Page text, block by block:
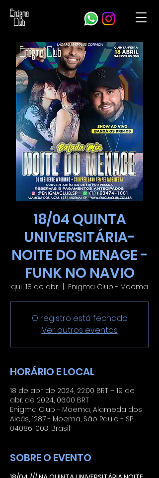
18/04 QUINTA
UNIVERSITÁRIA-
NOITE DO MENAGE -
FUNK NO NAVIO
qui., 18 de abr. Enigma Club - Moema
O registro está fechado
Ver outros eventos
HORÁRIO E LOCAL
18 de abr. de 2024, 22:00 BRT – 19 de
abr. de 2024, 06:00 BRT
Enigma Club - Moema, Alameda dos
Aicás, 1287 - Moema, São Paulo - SP,
04086-003, Brasil
SOBRE O EVENTO